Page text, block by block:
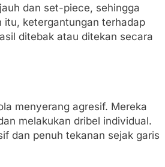
dan set-piece, sehingga
itu, ketergantungan terhadap
ditebak atau ditekan secara
menyerang agresif. Mereka
melakukan dribel individual.
dan penuh tekanan sejak garis